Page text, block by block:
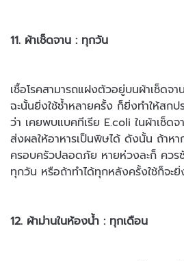
11. ผ้าเช็ดจาน : ทุกวัน
เชื้อโรคสามารถแฝงตัวอยู่บนผ้าเช็ดจ
ฉะนั้นยิ่งใช้ซ้ำหลายครั้ง ก็ยิ่งทำให้สก
ว่า เคยพบแบคทีเรีย E.coli ในผ้าเช็ด
ส่งผลให้อาหารเป็นพิษได้ ดังนั้น ถ้าหา
ครอบครัวปลอดภัย หายห่วงละก็ ควร
ทุกวัน หรือถ้าทำได้ทุกหลังครั้งใช้ก็จะ
12. ผ้าม่านในห้องน้ำ : ทุกเดือน